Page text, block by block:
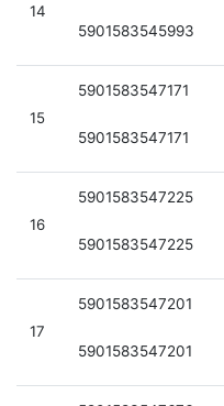
14
5901583545993
15
5901583547171
5901583547171
16
5901583547225
5901583547225
17
5901583547201
5901583547201